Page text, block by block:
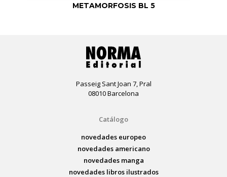
METAMORFOSIS BL 5
Passeig Sant Joan 7, Pral
08010 Barcelona
Catálogo
novedades europeo
novedades americano
novedades manga
novedades libros ilustrados